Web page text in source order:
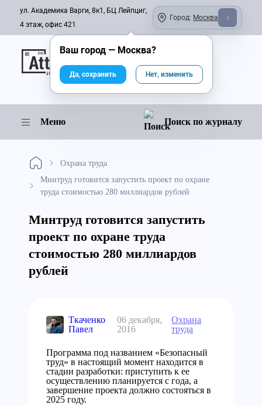
ул. Академика Варги, 8к1, БЦ Лейпциг,
4 этаж, офис 421
Город: Москва
Онлайн-журнал
Меню Поиск по журналу
Охрана труда
Минтруд готовится запустить проект по охране
труда стоимостью 280 миллиардов рублей
Минтруд готовится запустить
проект по охране труда
стоимостью 280 миллиардов
рублей
Ткаченко
Павел
06 декабря,
2016
Охрана
труда
Программа под названием «Безопасный
труд» в настоящий момент находится в
стадии разработки: приступить к ее
осуществлению планируется с года, а
завершение проекта должно состояться в
2025 году.
Ваш город — Москва?
Да, сохранить Нет, изменить